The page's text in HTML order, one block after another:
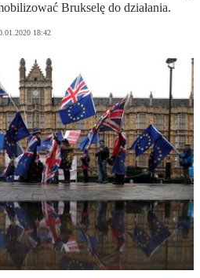
Brukselę do działania.
18:42